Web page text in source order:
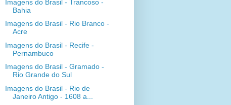
Imagens do Brasil - Trancoso -
Bahia
Imagens do Brasil - Rio Branco -
Acre
Imagens do Brasil - Recife -
Pernambuco
Imagens do Brasil - Gramado -
Rio Grande do Sul
Imagens do Brasil - Rio de
Janeiro Antigo - 1608 a...